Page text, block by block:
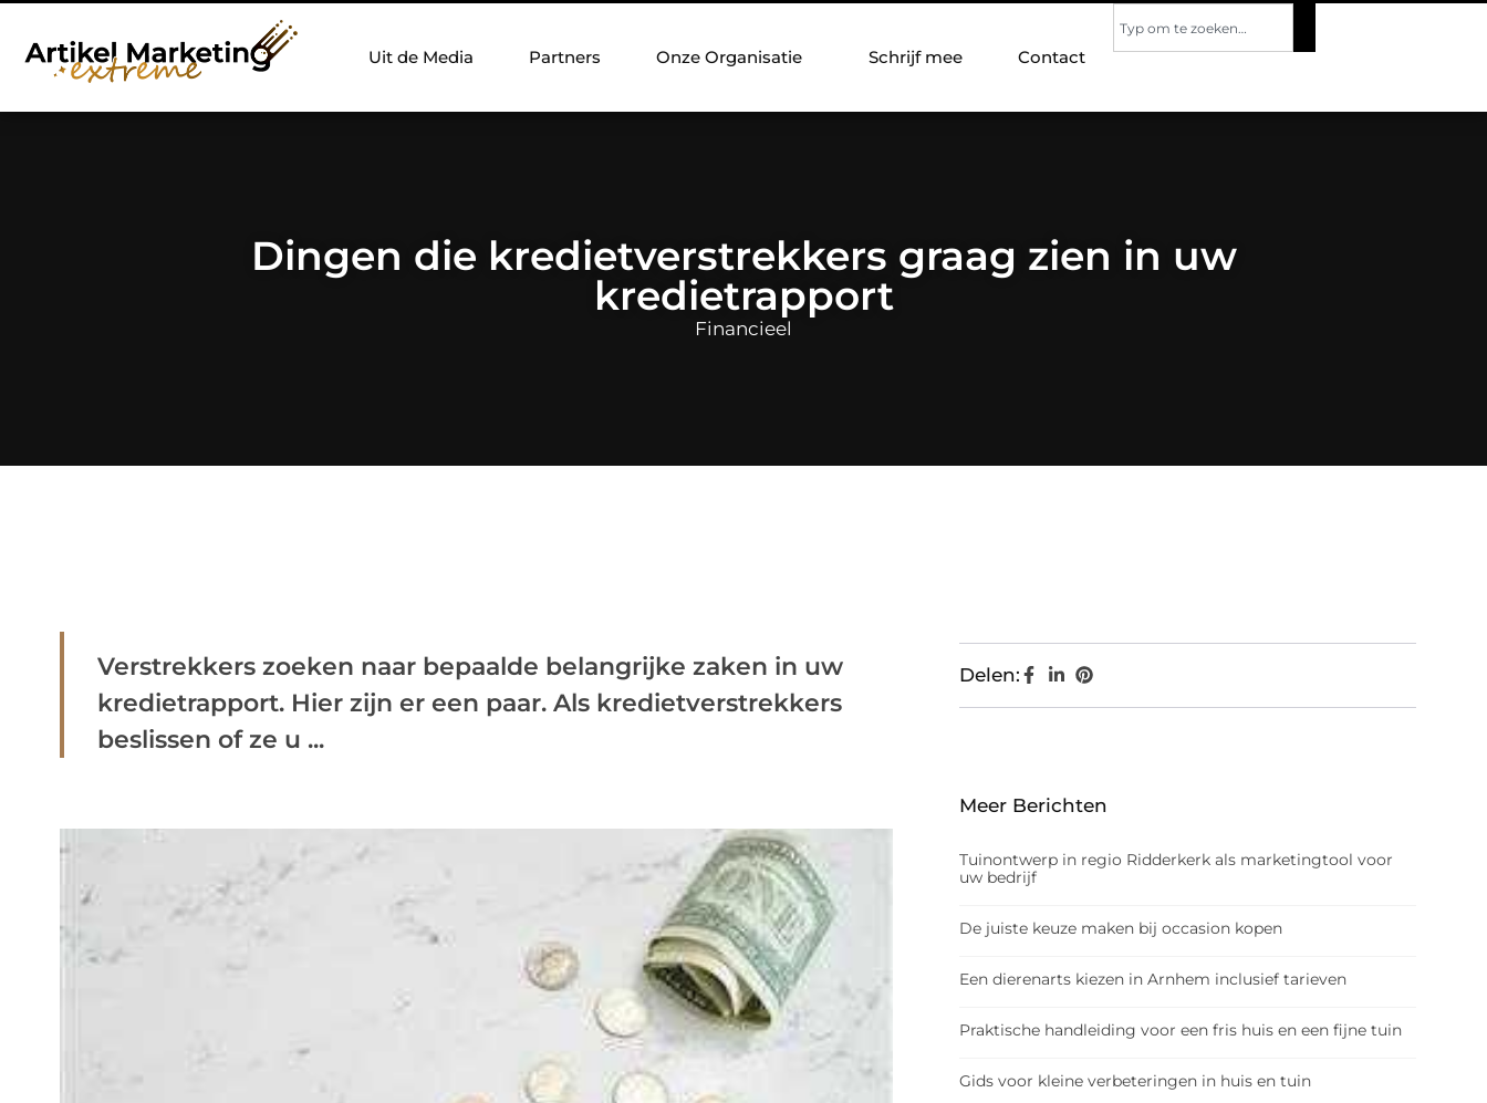
Uit de Media Partners Onze Organisatie Schrijf mee Contact
Dingen die kredietverstrekkers graag zien in uw
kredietrapport
Financieel
Verstrekkers zoeken naar bepaalde belangrijke zaken in uw
kredietrapport. Hier zijn er een paar. Als kredietverstrekkers
beslissen of ze u ...
Delen:
Meer Berichten
Tuinontwerp in regio Ridderkerk als marketingtool voor
uw bedrijf
De juiste keuze maken bij occasion kopen
Een dierenarts kiezen in Arnhem inclusief tarieven
Praktische handleiding voor een fris huis en een fijne tuin
Gids voor kleine verbeteringen in huis en tuin